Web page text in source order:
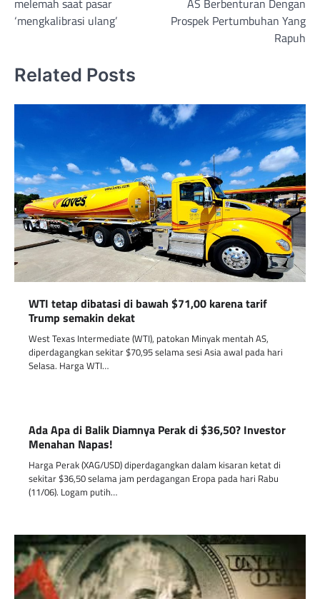
‘mengkalibrasi ulang’
Prospek Pertumbuhan Yang
Rapuh
Related Posts
WTI tetap dibatasi di bawah $71,00 karena tarif
Trump semakin dekat
West Texas Intermediate (WTI), patokan Minyak mentah AS,
diperdagangkan sekitar $70,95 selama sesi Asia awal pada hari
Selasa. Harga WTI…
Ada Apa di Balik Diamnya Perak di $36,50? Investor
Menahan Napas!
Harga Perak (XAG/USD) diperdagangkan dalam kisaran ketat di
sekitar $36,50 selama jam perdagangan Eropa pada hari Rabu
(11/06). Logam putih…